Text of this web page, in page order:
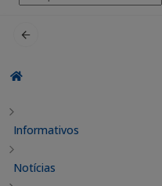
por:
Informativos
Notícias